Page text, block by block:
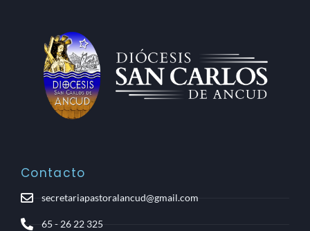
Contacto
secretariapastoralancud@gmail.com
65 - 26 22 325